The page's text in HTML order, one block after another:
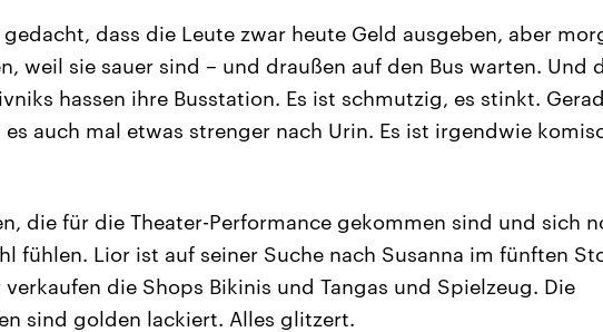
dass die Leute zwar heute Geld ausgeben, aber
weil sie sauer sind – und draußen auf den Bus warten. Und
hassen ihre Busstation. Es ist schmutzig, es stinkt.
auch mal etwas strenger nach Urin. Es ist irgendwie
die für die Theater-Performance gekommen sind und sich
fühlen. Lior ist auf seiner Suche nach Susanna im fünften
die Shops Bikinis und Tangas und Spielzeug. Die
sind golden lackiert. Alles glitzert.